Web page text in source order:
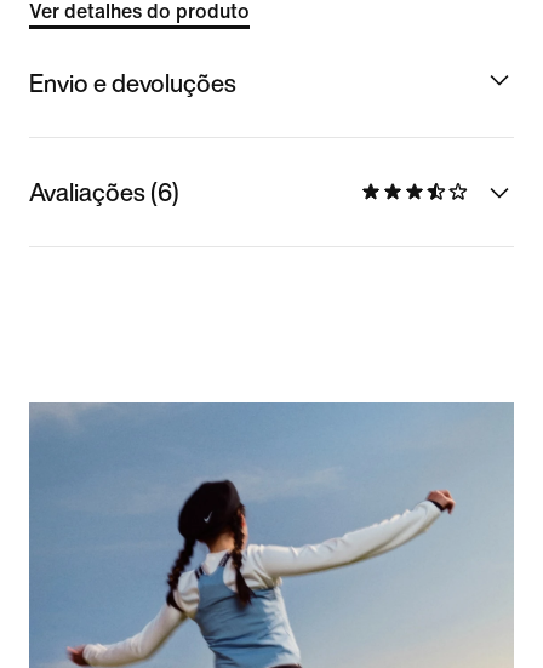
Ver detalhes do produto
Envio e devoluções
Avaliações (6)